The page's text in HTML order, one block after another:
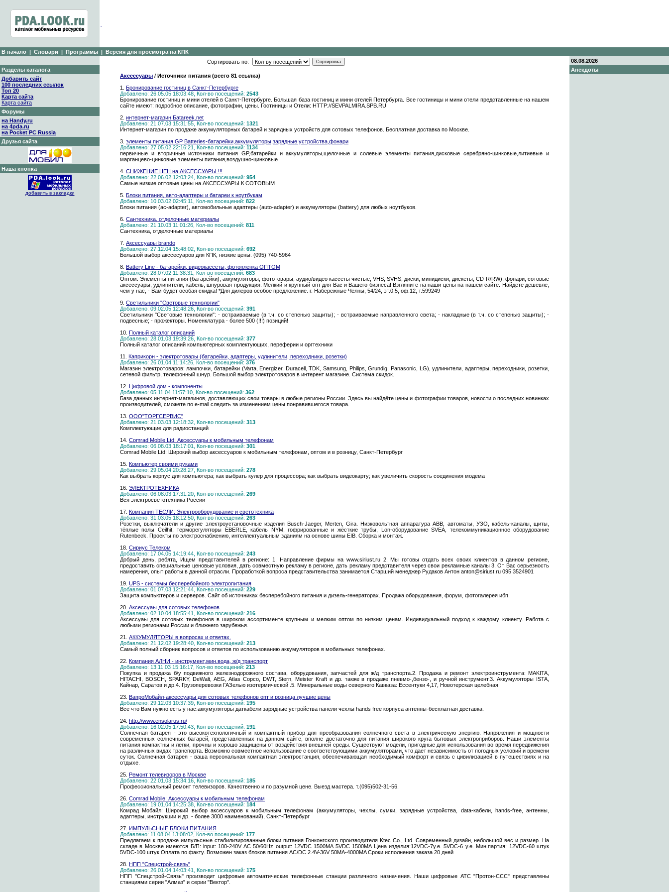
В начало | Словари | Программы | Версия для просмотра на КПК
Разделы каталога
Добавить сайт
100 последних ссылок
Топ 20
Карта сайта
Карта сайта
Форумы
на Handy.ru
на 4pda.ru
на Pocket PC Russia
Друзья сайта
Наша кнопка
добавить в закладки
Сортировать по:
Аксессуары / Источники питания (всего 81 ссылка)
1. Бронирование гостиниц в Санкт-Петербурге
Добавлено: 26.05.05 18:03:48, Кол-во посещений: 2543
Бронирование гостиниц и мини отелей в Санкт-Петербурге. Большая база гостиниц и мини отелей Петербурга. Все гостиницы и мини отели представленные на нашем
сайте имеют: подробное описание, фотографии, цены. Гостиницы и Отели: HTTP://SEVPALMIRA.SPB.RU
2. интернет-магазин Бatareek.net
Добавлено: 21.07.03 15:31:55, Кол-во посещений: 1321
Интернет-магазин по продаже аккумуляторных батарей и зарядных устройств для сотовых телефонов. Бесплатная доставка по Москве.
3. элементы питания GP Batteries-батарейки,аккумуляторы,зарядные устройства,фонари
Добавлено: 27.05.02 22:16:21, Кол-во посещений: 1134
первичные и вторичные источники питания GP,батарейки и аккумуляторы,щелочные и солевые элементы питания,дисковые серебряно-цинковые,литиевые и
марганцево-цинковые элементы питания,воздушно-цинковые
4. СНИЖЕНИЕ ЦЕН на АКСЕССУАРЫ !!!
Добавлено: 22.06.02 12:03:24, Кол-во посещений: 954
Самые низкие оптовые цены на АКСЕССУАРЫ К СОТОВЫМ
5. Блоки питания, авто-адаптеры и батареи к ноутбукам
Добавлено: 10.03.02 02:45:11, Кол-во посещений: 822
Блоки питания (ac-adapter), автомобильные адаптеры (auto-adapter) и аккумуляторы (battery) для любых ноутбуков.
6. Сантехника, отделочные материалы
Добавлено: 21.10.03 11:01:26, Кол-во посещений: 811
Сантехника, отделочные материалы
7. Аксессуары brando
Добавлено: 27.12.04 15:48:02, Кол-во посещений: 692
Большой выбор акссесуаров для КПК, низкие цены. (095) 740-5964
8. Battery Line - батарейки, видеокассеты, фотопленка ОПТОМ
Добавлено: 28.07.02 11:38:31, Кол-во посещений: 683
Оптом. Элементы питания (батарейки), аккумуляторы, фототовары, аудио/видео кассеты чистые, VHS, SVHS, диски, минидиски, дискеты, CD-R/RW), фонари, сотовые
аксессуары, удлинители, кабель, шнуровая продукция. Мелкий и крупный опт для Вас и Вашего бизнеса! Взгляните на наши цены на нашем сайте. Найдете дешевле,
чем у нас, - Вам будет особая скидка! *Для дилеров особое предложение. г. Набережные Челны, 54/24, эт.0.5, оф.12, т.599249
9. Светильники "Световые технологии"
Добавлено: 09.02.05 12:48:26, Кол-во посещений: 391
Светильники "Световые технологии": - встраиваемые (в т.ч. со степенью защиты); - встраиваемые направленного света; - накладные (в т.ч. со степенью защиты); -
подвесные; - прожекторы. Номенклатура - более 500 (!!!) позиций!
10. Полный каталог описаний
Добавлено: 28.01.03 19:39:26, Кол-во посещений: 377
Полный каталог описаний компьютерных комплектующих, переферии и оргтехники
11. Каприкорн - электротовары (батарейки, адаптеры, удлинители, переходники, розетки)
Добавлено: 26.01.04 11:14:26, Кол-во посещений: 376
Магазин электротоваров: лампочки, батарейки (Varta, Energizer, Duracell, TDK, Samsung, Philips, Grundig, Рanasonic, LG), удлинители, адаптеры, переходники, розетки,
сетевой фильтр, телефонный шнур. Большой выбор электротоваров в интерент магазине. Система скидок.
12. Цифровой дом - компоненты
Добавлено: 05.11.04 11:57:10, Кол-во посещений: 362
База данных интернет-магазинов, доставляющих свои товары в любые регионы России. Здесь вы найдёте цены и фотографии товаров, новости о последних новинках
производителей, сможете по e-mail следить за изменением цены понравившегося товара.
13. ООО"ТОРГСЕРВИС"
Добавлено: 21.03.03 12:18:32, Кол-во посещений: 313
Комплектующие для радиостанций
14. Comrad Mobile Ltd: Аксессуары к мобильным телефонам
Добавлено: 06.08.03 18:17:01, Кол-во посещений: 301
Comrad Mobile Ltd: Широкий выбор аксессуаров к мобильным телефонам, оптом и в розницу, Санкт-Петербург
15. Компьютер своими руками
Добавлено: 29.05.04 20:28:27, Кол-во посещений: 278
Как выбрать корпус для компьютера; как выбрать кулер для процессора; как выбрать видеокарту; как увеличить скорость соединения модема
16. ЭЛЕКТРОТЕХНИКА
Добавлено: 06.08.03 17:31:20, Кол-во посещений: 269
Вся электросветотехника России
17. Компания ТЕСЛИ: Электрооборудование и светотехника
Добавлено: 31.03.05 18:12:50, Кол-во посещений: 263
Розетки, выключатели и другие электроустановочные изделия Busch-Jaeger, Merten, Gira. Низковольтная аппаратура ABB, автоматы, УЗО, кабель-каналы, щиты,
тёплые полы Ceilhit, терморегуляторы EBERLE, кабель NYM, гофрированные и жёсткие трубы, Lon-оборудование SVEA, телекоммуникационное оборудование
Rutenbeck. Проекты по электроснабжению, интеллектуальным зданиям на основе шины EIB. Сборка и монтаж.
18. Сириус Телеком
Добавлено: 17.04.05 14:19:44, Кол-во посещений: 243
Добрый день, ребята, Ищем представителей в регионе: 1. Направление фирмы на www.siriust.ru 2. Мы готовы отдать всех своих клиентов в данном регионе,
предоставить специальные ценовые условия, дать совместную рекламу в регионе, дать рекламу представителя через свои рекламные каналы 3. От Вас серьезность
намерения, опыт работы в данной отрасли. Проработкой вопроса представительства занимается Старший менеджер Рудаков Антон anton@siriust.ru 095 3524901
19. UPS - системы бесперебойного электропитания
Добавлено: 01.07.03 12:21:44, Кол-во посещений: 229
Защита компьютеров и серверов. Сайт об источниках бесперебойного питания и дизель-генераторах. Продажа оборудования, форум, фотогалерея ибп.
20. Аксессуаы для сотовых телефонов
Добавлено: 02.10.04 18:55:41, Кол-во посещений: 216
Аксессуаы для сотовых телефонов в широком ассортименте крупным и мелким оптом по низким ценам. Индивидуальный подход к каждому клиенту. Работа с
любыми регионами России и ближнего зарубежья.
21. АККУМУЛЯТОРЫ в вопросах и ответах.
Добавлено: 21.12.02 19:28:40, Кол-во посещений: 213
Самый полный сборник вопросов и ответов по использованию аккумуляторов в мобильных телефонах.
22. Компания АЛНИ - инструмент,мин.вода, ж/д транспорт
Добавлено: 13.11.03 15:16:17, Кол-во посещений: 213
Покупка и продажа б/у подвижного железнодорожного состава, оборудования, запчастей для ж/д транспорта.2. Продажа и ремонт электроинструмента: MAKITA,
HITACHI, BOSCH, SPARKY, DeWalt, AEG, Atlas Copco, DWT, Stern, Meister Kraft и др. также в продаже пневмо-,бензо-, и ручной инструмент.3. Аккумуляторы ISTA,
Кайнар, Саратов и др.4. Грузоперевозки ГАЗелью изотермической .5. Минеральные воды северного Кавказа: Ессентуки 4,17, Новотерская целебная
23. ВапроМобайл-аксессуары для сотовых телефонов опт и розница лучшие цены
Добавлено: 29.12.03 10:37:39, Кол-во посещений: 195
Все что Вам нужно есть у нас:аккумуляторы даткабели зарядные устройства панели чехлы hands free корпуса антенны-бесплатная доставка.
24. http://www.ensolarus.ru/
Добавлено: 16.02.05 17:50:43, Кол-во посещений: 191
Солнечная батарея - это высокотехнологичный и компактный прибор для преобразования солнечного света в электрическую энергию. Напряжения и мощности
современных солнечных батарей, представленных на данном сайте, вполне достаточно для питания широкого круга бытовых электроприборов. Наши элементы
питания компактны и легки, прочны и хорошо защищены от воздействия внешней среды. Существуют модели, пригодные для использования во время передвижения
на различных видах транспорта. Возможно совместное использование с соответствующими аккумуляторами, что дает независимость от погодных условий и времени
суток. Солнечная батарея - ваша персональная компактная электростанция, обеспечивающая необходимый комфорт и связь с цивилизацией в путешествиях и на
отдыхе.
25. Ремонт телевизоров в Москве
Добавлено: 22.01.03 15:34:16, Кол-во посещений: 185
Профессиональный ремонт телевизоров. Качественно и по разумной цене. Выезд мастера. т.(095)502-31-56.
26. Comrad Mobile: Аксессуары к мобильным телефонам
Добавлено: 19.01.04 14:25:38, Кол-во посещений: 184
Комрад Мобайл: Широкий выбор аксессуаров к мобильным телефонам (аккумуляторы, чехлы, сумки, зарядные устройства, data-кабели, hands-free, антенны,
адаптеры, инструкции и др. - более 3000 наименований), Санкт-Петербург
27. ИМПУЛЬСНЫЕ БЛОКИ ПИТАНИЯ
Добавлено: 11.08.04 13:08:02, Кол-во посещений: 177
Предлагаем к продаже импульсные стабилизированные блоки питания Гонконгского производителя Ktec Co., Ltd. Современный дизайн, небольшой вес и размер. На
складе в Москве имеются Б/П: input: 100-240V AC 50/60Hz output: 12VDС 1500MA 5VDC 1500MA Цена изделия:12VDC-7у.е. 5VDC-6 у.е. Мин.партия: 12VDC-60 штук
5VDC-100 штук Оплата по факту. Возможен заказ блоков питания AC/DC 2.4V-36V 50MA-4000MA Сроки исполнения заказа 20 дней
28. НПП "Спецстрой-связь"
Добавлено: 26.01.04 14:03:41, Кол-во посещений: 175
НПП "Спецстрой-Связь" производит цифровые автоматические телефонные станции различного назначения. Наши цифровые АТС "Протон-ССС" представлены
станциями серии "Алмаз" и серии "Вектор".
08.08.2026
Анекдоты